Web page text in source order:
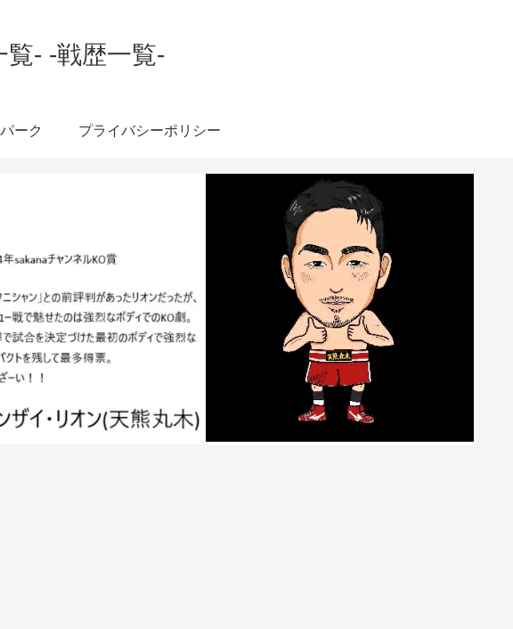
- -戦歴一覧-
ーク プライバシーポリシー